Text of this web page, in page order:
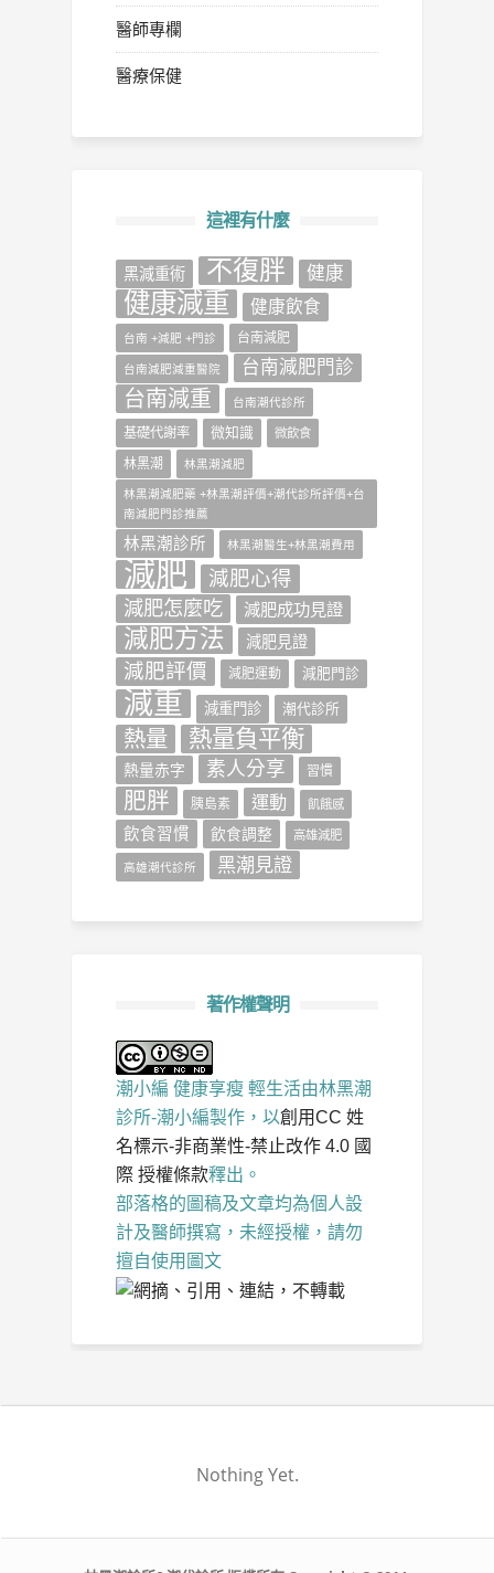
醫師專欄
醫療保健
這裡有什麼
‎黑減重術‬ 不復胖 健康
健康減重 健康飲食
台南 +減肥 +門診 台南減肥
台南減肥減重醫院 台南減肥門診
台南減重 台南潮代診所
基礎代謝率 微知識 微飲食
林黑潮 林黑潮減肥
林黑潮減肥藥 +林黑潮評價+潮代診所評價+台
南減肥門診推薦
林黑潮診所 林黑潮醫生+林黑潮費用
減肥
減肥心得
減肥怎麼吃
減肥成功見證
減肥方法 減肥見證
減肥評價 減肥運動 減肥門診
減重 減重門診 潮代診所
熱量 熱量負平衡
熱量赤字 素人分享 習慣
肥胖 胰島素 運動 飢餓感
飲食習慣 飲食調整 高雄減肥
高雄潮代診所 黑潮見證
著作權聲明
潮小編 健康享瘦 輕生活由林黑潮
診所-潮小編製作，以創用CC 姓
名標示-非商業性-禁止改作 4.0 國
際 授權條款釋出。
部落格的圖稿及文章均為個人設
計及醫師撰寫，未經授權，請勿
擅自使用圖文
Nothing Yet.